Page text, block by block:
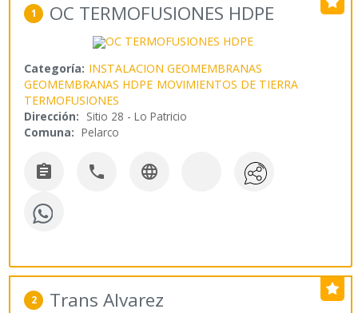
1 OC TERMOFUSIONES HDPE
Categoría: INSTALACION GEOMEMBRANAS
GEOMEMBRANAS HDPE MOVIMIENTOS DE TIERRA
TERMOFUSIONES
Dirección: Sitio 28 - Lo Patricio
Comuna: Pelarco
  
2 Trans Alvarez